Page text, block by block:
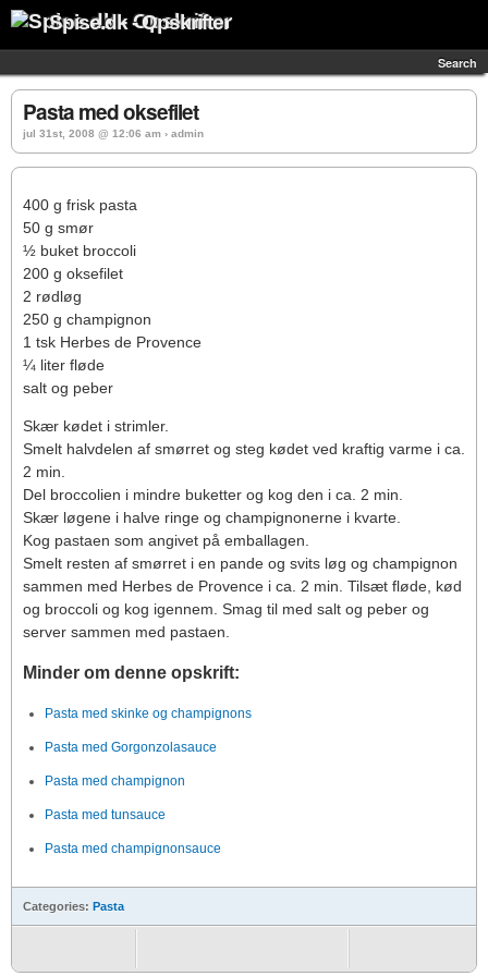
Spise.dk - Opskrifter
Search
Pasta med oksefilet
jul 31st, 2008 @ 12:06 am › admin
400 g frisk pasta
50 g smør
½ buket broccoli
200 g oksefilet
2 rødløg
250 g champignon
1 tsk Herbes de Provence
¼ liter fløde
salt og peber
Skær kødet i strimler.
Smelt halvdelen af smørret og steg kødet ved kraftig varme i ca.
2 min.
Del broccolien i mindre buketter og kog den i ca. 2 min.
Skær løgene i halve ringe og champignonerne i kvarte.
Kog pastaen som angivet på emballagen.
Smelt resten af smørret i en pande og svits løg og champignon
sammen med Herbes de Provence i ca. 2 min. Tilsæt fløde, kød
og broccoli og kog igennem. Smag til med salt og peber og
server sammen med pastaen.
Minder om denne opskrift:
Pasta med skinke og champignons
Pasta med Gorgonzolasauce
Pasta med champignon
Pasta med tunsauce
Pasta med champignonsauce
Categories: Pasta